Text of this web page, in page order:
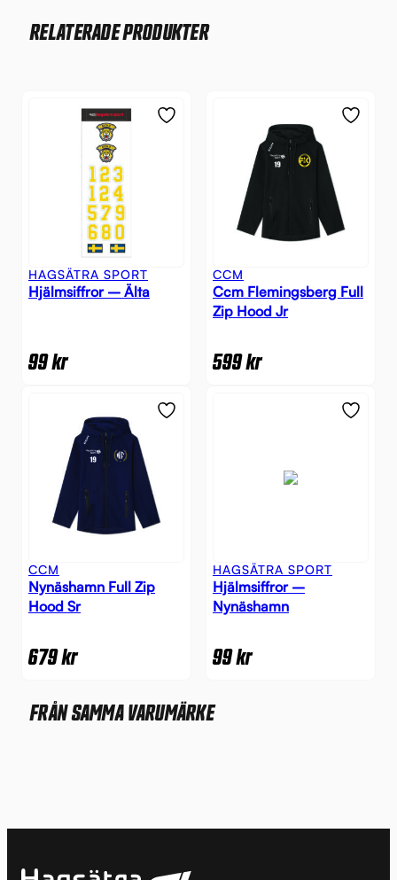
RELATERADE PRODUKTER
HAGSÄTRA SPORT
Hjälmsiffror – Älta
99kr
CCM
Ccm Flemingsberg Full
Zip Hood Jr
599kr
CCM
Nynäshamn Full Zip
Hood Sr
679kr
HAGSÄTRA SPORT
Hjälmsiffror –
Nynäshamn
99kr
FRÅN SAMMA VARUMÄRKE